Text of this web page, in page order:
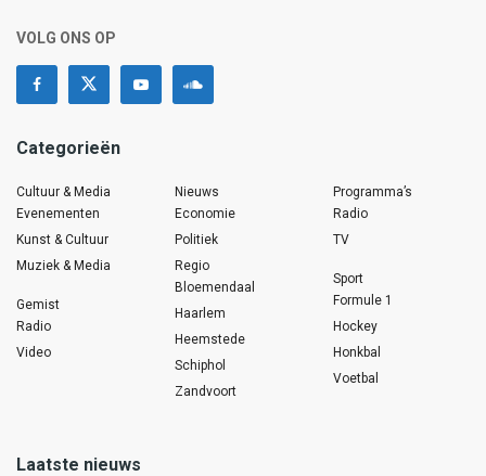
VOLG ONS OP
Categorieën
Cultuur & Media
Evenementen
Kunst & Cultuur
Muziek & Media
Gemist
Radio
Video
Nieuws
Economie
Politiek
Regio
Bloemendaal
Haarlem
Heemstede
Schiphol
Zandvoort
Programma’s
Radio
TV
Sport
Formule 1
Hockey
Honkbal
Voetbal
Laatste nieuws